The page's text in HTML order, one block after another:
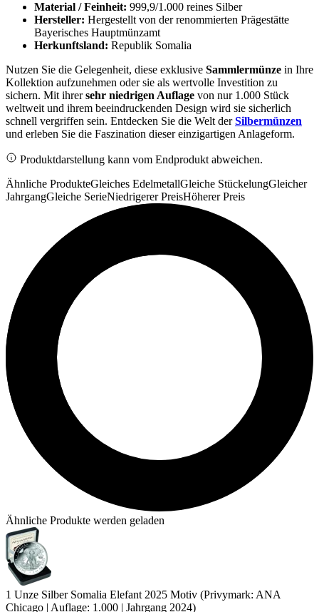
Material / Feinheit: 999,9/1.000 reines Silber
Hersteller: Hergestellt von der renommierten Prägestätte
Bayerisches Hauptmünzamt
Herkunftsland: Republik Somalia
Nutzen Sie die Gelegenheit, diese exklusive Sammlermünze in Ihre
Kollektion aufzunehmen oder sie als wertvolle Investition zu
sichern. Mit ihrersehr niedrigen Auflage von nur 1.000 Stück
weltweit und ihrem beeindruckenden Design wird sie sicherlich
schnell vergriffen sein. Entdecken Sie die Welt derSilbermünzen
und erleben Sie die Faszination dieser einzigartigen Anlageform.
Produktdarstellung kann vom Endprodukt abweichen.
Ähnliche ProdukteGleiches EdelmetallGleiche StückelungGleicher
JahrgangGleiche SerieNiedrigerer PreisHöherer Preis
Ähnliche Produkte werden geladen
1 Unze Silber Somalia Elefant 2025 Motiv (Privymark: ANA
Chicago | Auflage: 1.000 | Jahrgang 2024)